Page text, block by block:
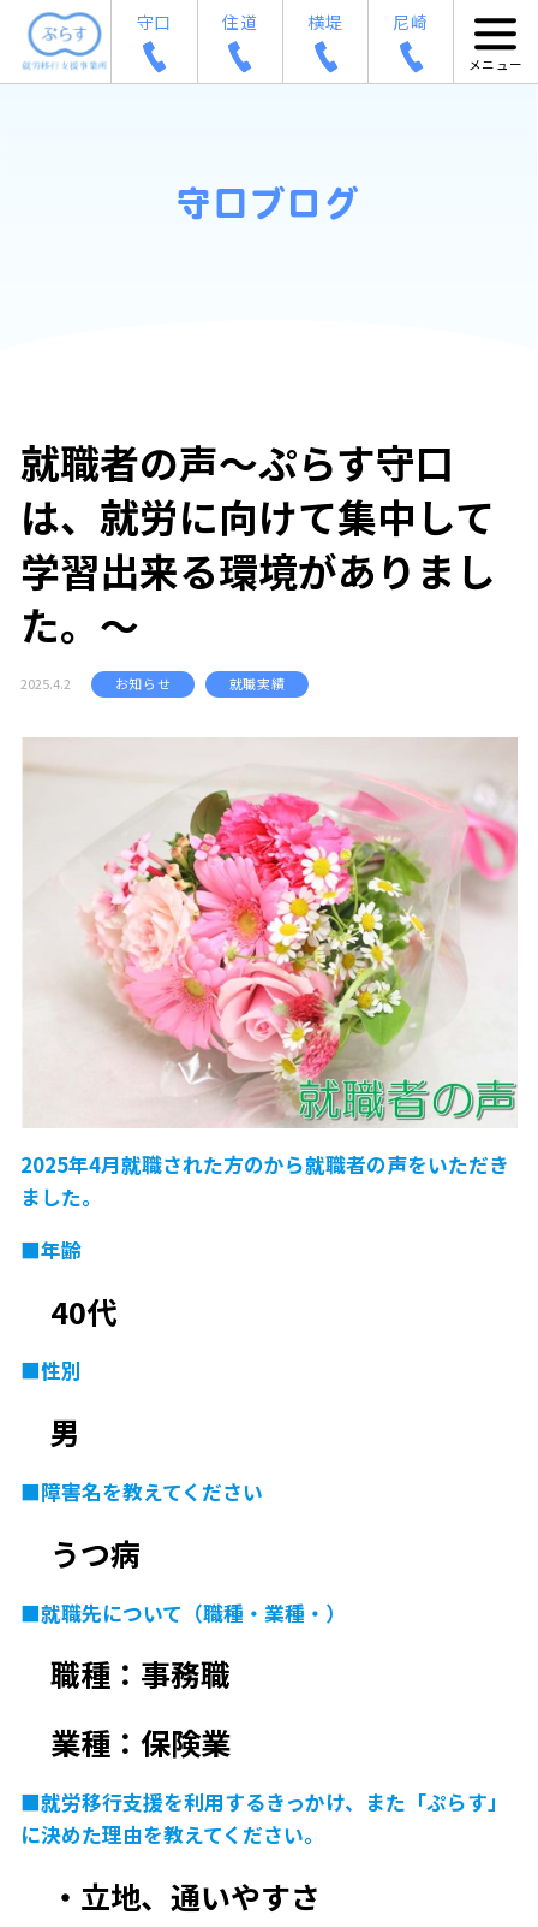
守口 住道 横堤 尼崎
守口ブログ
就職者の声～ぷらす守口
は、就労に向けて集中して
学習出来る環境がありまし
た。～
2025.4.2 お知らせ 就職実績
2025年4月就職された方のから就職者の声をいただき
ました。
■年齢
40代
■性別
男
■障害名を教えてください
うつ病
■就職先について（職種・業種・）
職種：事務職
業種：保険業
■就労移行支援を利用するきっかけ、また「ぷらす」
に決めた理由を教えてください。
・立地、通いやすさ